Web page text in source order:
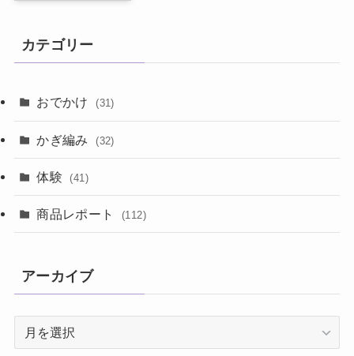
カテゴリー
おでかけ (31)
かぎ編み (32)
体験 (41)
商品レポート (112)
アーカイブ